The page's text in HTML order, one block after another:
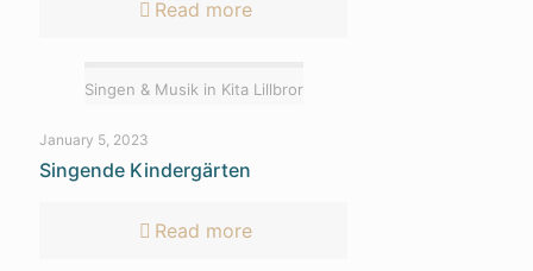
Read more
Singen & Musik in Kita Lillbror
January 5, 2023
Singende Kindergärten
Read more